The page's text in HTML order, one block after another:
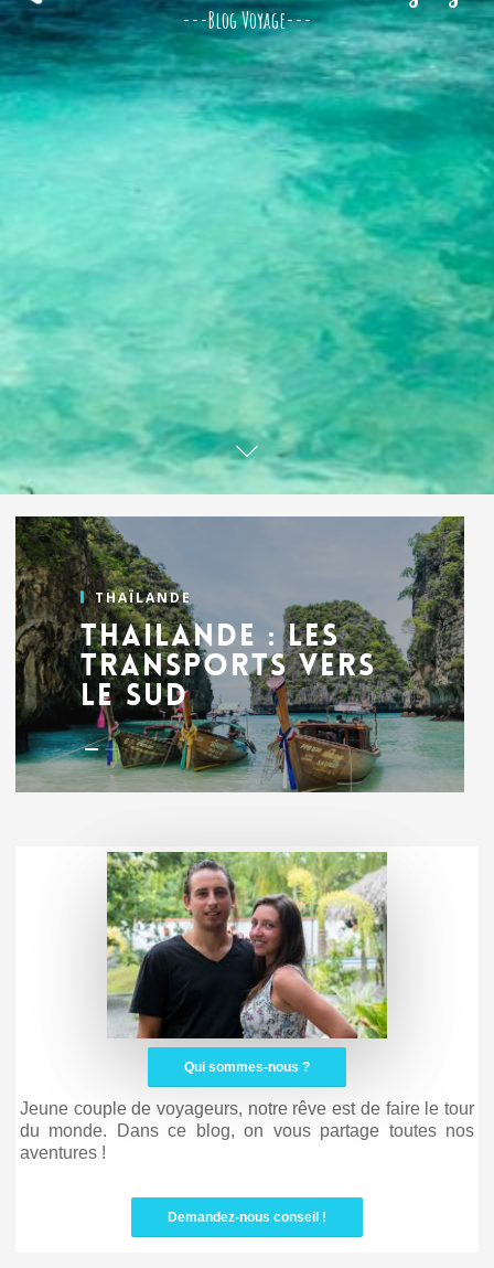
---Blog Voyage---
THAÏLANDE
Thailande : les
transports vers
le Sud
Qui sommes-nous ?
Jeune couple de voyageurs, notre rêve est de faire le tour
du monde. Dans ce blog, on vous partage toutes nos
aventures !
Demandez-nous conseil !